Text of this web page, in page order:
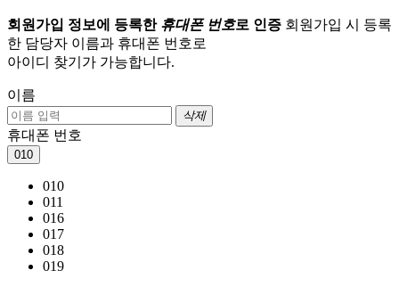
회원가입 정보에 등록한 휴대폰 번호로 인증 회원가입 시 등록
한 담당자 이름과 휴대폰 번호로
아이디 찾기가 가능합니다.
이름
삭제
휴대폰 번호
010
010
011
016
017
018
019